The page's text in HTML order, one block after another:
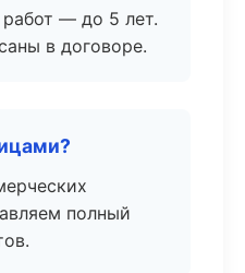
— до 5 лет.
в договоре.
полный